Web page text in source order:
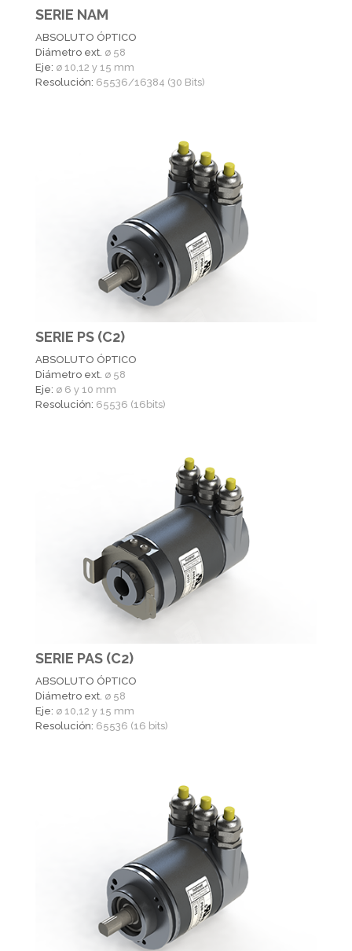
SERIE NAM
ABSOLUTO ÓPTICO
Diámetro ext. ø 58
Eje: ø 10,12 y 15 mm
Resolución: 65536/16384 (30 Bits)
SERIE PS (C2)
ABSOLUTO ÓPTICO
Diámetro ext. ø 58
Eje: ø 6 y 10 mm
Resolución: 65536 (16bits)
SERIE PAS (C2)
ABSOLUTO ÓPTICO
Diámetro ext. ø 58
Eje: ø 10,12 y 15 mm
Resolución: 65536 (16 bits)